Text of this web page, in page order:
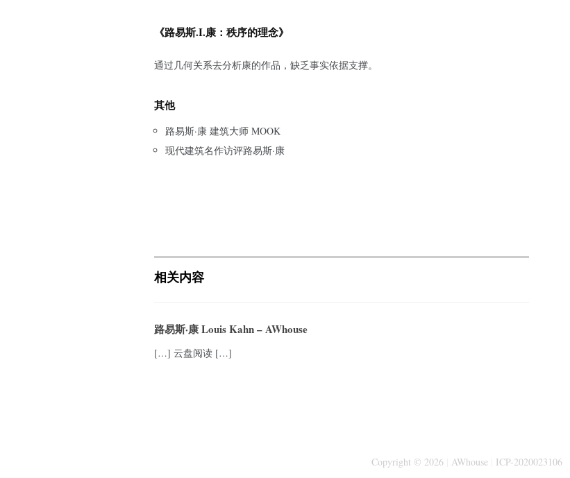
《路易斯.I.康：秩序的理念》
通过几何关系去分析康的作品，缺乏事实依据支撑。
其他
路易斯·康 建筑大师 MOOK
现代建筑名作访评路易斯·康
相关内容
路易斯·康 Louis Kahn – AWhouse
[…] 云盘阅读 […]
Copyright © 2026| AWhouse ICP-2020023106